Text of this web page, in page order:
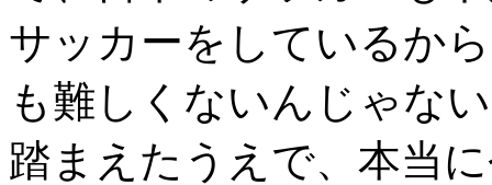
サッカーをしているか
も難しくないんじゃな
踏まえたうえで、本当